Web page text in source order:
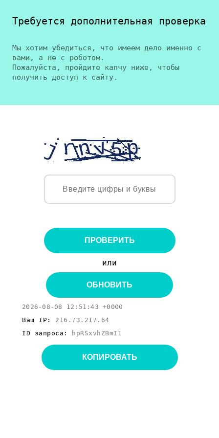
Требуется дополнительная проверка
Мы хотим убедиться, что имеем дело именно с
вами, а не с роботом.
Пожалуйста, пройдите капчу ниже, чтобы
получить доступ к сайту.
ПРОВЕРИТЬ
или
ОБНОВИТЬ
2026-08-08 12:51:43 +0000
Ваш IP: 216.73.217.64
ID запроса:
hpRSxvhZBmI1
КОПИРОВАТЬ